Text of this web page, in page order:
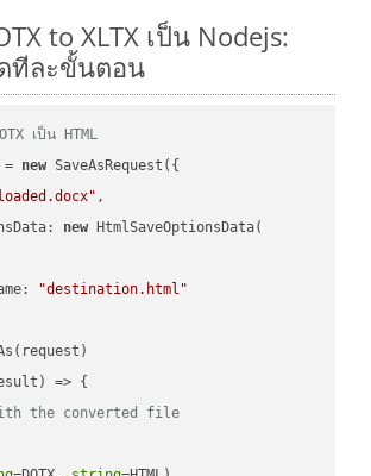
to XLTX เป็น Nodejs:
ทีละขั้นตอน
เป็น HTML
= new SaveAsRequest({
,
: new HtmlSaveOptionsData(
:
"destination.html"
) => {
the converted file